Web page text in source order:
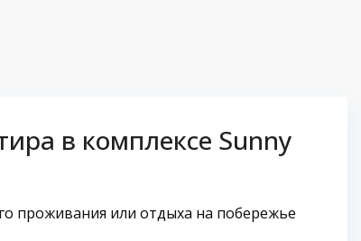
в комплексе Sunny
проживания или отдыха на побережье